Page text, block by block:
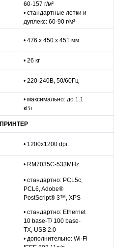
60-157 г/м²
• стандартные лотки и
дуплекс: 60-90 г/м²
• 476 x 450 x 451 мм
• 26 кг
• 220-240В, 50/60Гц
• максимально: до 1.1
кВт
ПРИНТЕР
• 1200x1200 dpi
• RM7035C-533MHz
• стандартно: PCL5c,
PCL6, Adobe®
PostScript® 3™, XPS
• cтандартно: Ethernet
10 base-T/ 100 base-
TX, USB 2.0
• дополнительно: Wi-Fi